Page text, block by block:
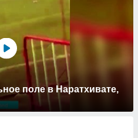
поле в Наратхивате,